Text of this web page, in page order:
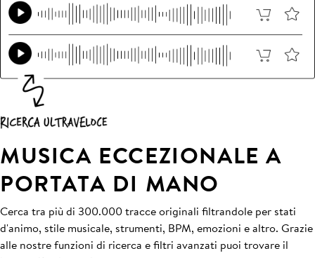
MUSICA ECCEZIONALE A
PORTATA DI MANO
Cerca tra più di 300.000 tracce originali filtrandole per stati
d'animo, stile musicale, strumenti, BPM, emozioni e altro. Grazie
alle nostre funzioni di ricerca e filtri avanzati puoi trovare il